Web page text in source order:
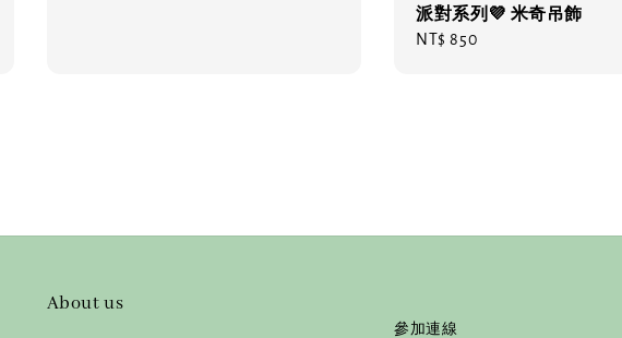
派對系列💜 米奇吊飾
Regular
NT$ 850
About us
參加連線